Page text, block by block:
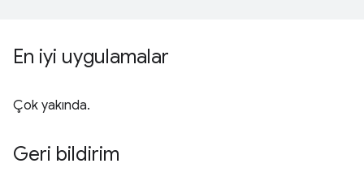
En iyi uygulamalar
Çok yakında.
Geri bildirim